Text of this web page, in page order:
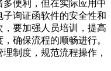
便利，但在实际应用中
询证函软件的安全性和
要加强人员培训，提高
确保流程的顺畅进行。
制度，规范流程操作，